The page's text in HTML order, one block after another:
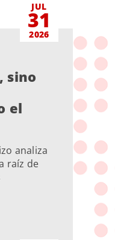
JUL
31
2026
sino
el
analiza
raíz de